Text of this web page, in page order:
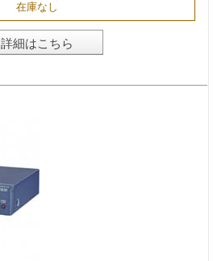
在庫なし
詳細はこちら